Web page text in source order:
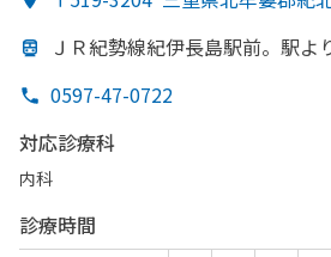
ＪＲ紀勢線紀伊長島駅前。 駅よ
0597-47-0722
対応診療科
内科
診療時間